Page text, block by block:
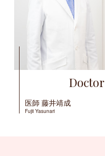
Doctor
医師 藤井靖成
Fujii Yasunari